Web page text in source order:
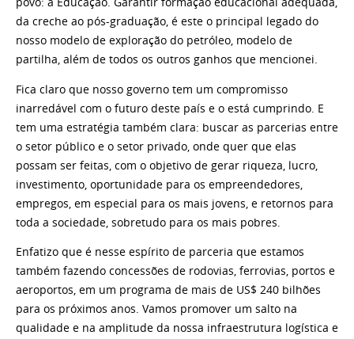
da creche ao pós-graduação, é este o principal legado do
nosso modelo de exploração do petróleo, modelo de
partilha, além de todos os outros ganhos que mencionei.
Fica claro que nosso governo tem um compromisso
inarredável com o futuro deste país e o está cumprindo. E
tem uma estratégia também clara: buscar as parcerias entre
o setor público e o setor privado, onde quer que elas
possam ser feitas, com o objetivo de gerar riqueza, lucro,
investimento, oportunidade para os empreendedores,
empregos, em especial para os mais jovens, e retornos para
toda a sociedade, sobretudo para os mais pobres.
Enfatizo que é nesse espírito de parceria que estamos
também fazendo concessões de rodovias, ferrovias, portos e
aeroportos, em um programa de mais de US$ 240 bilhões
para os próximos anos. Vamos promover um salto na
qualidade e na amplitude da nossa infraestrutura logística e